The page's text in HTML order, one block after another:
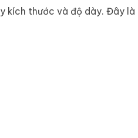
kích thước và độ dày. Đây